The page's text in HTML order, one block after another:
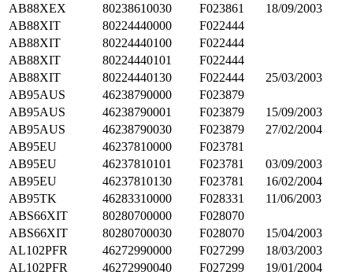
AB88XEX
80238610030 F023861
18/09/2003
AB88XIT
80224440000
F022444
AB88XIT
80224440100
F022444
AB88XIT
80224440101
F022444
AB88XIT
80224440130 F022444
25/03/2003
AB95AUS
46238790000
F023879
AB95AUS
46238790001 F023879
15/09/2003
AB95AUS
46238790030 F023879
27/02/2004
AB95EU
46237810000
F023781
AB95EU
46237810101 F023781
03/09/2003
AB95EU
46237810130 F023781
16/02/2004
AB95TK
46283310000 F028331
11/06/2003
ABS66XIT
80280700000
F028070
ABS66XIT
80280700030 F028070
15/04/2003
AL102PFR
46272990000 F027299
18/03/2003
AL102PFR
46272990040 F027299
19/01/2004